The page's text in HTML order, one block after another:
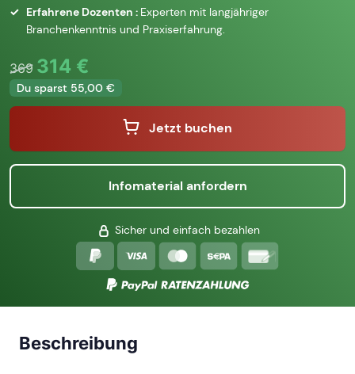
Erfahrene Dozenten : Experten mit langjähriger
Branchenkenntnis und Praxiserfahrung.
369 314 €
Du sparst 55,00 €
Jetzt buchen
Infomaterial anfordern
Sicher und einfach bezahlen
Beschreibung